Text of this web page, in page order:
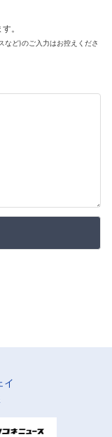
。
など)のご入力はお控えくださ
イ